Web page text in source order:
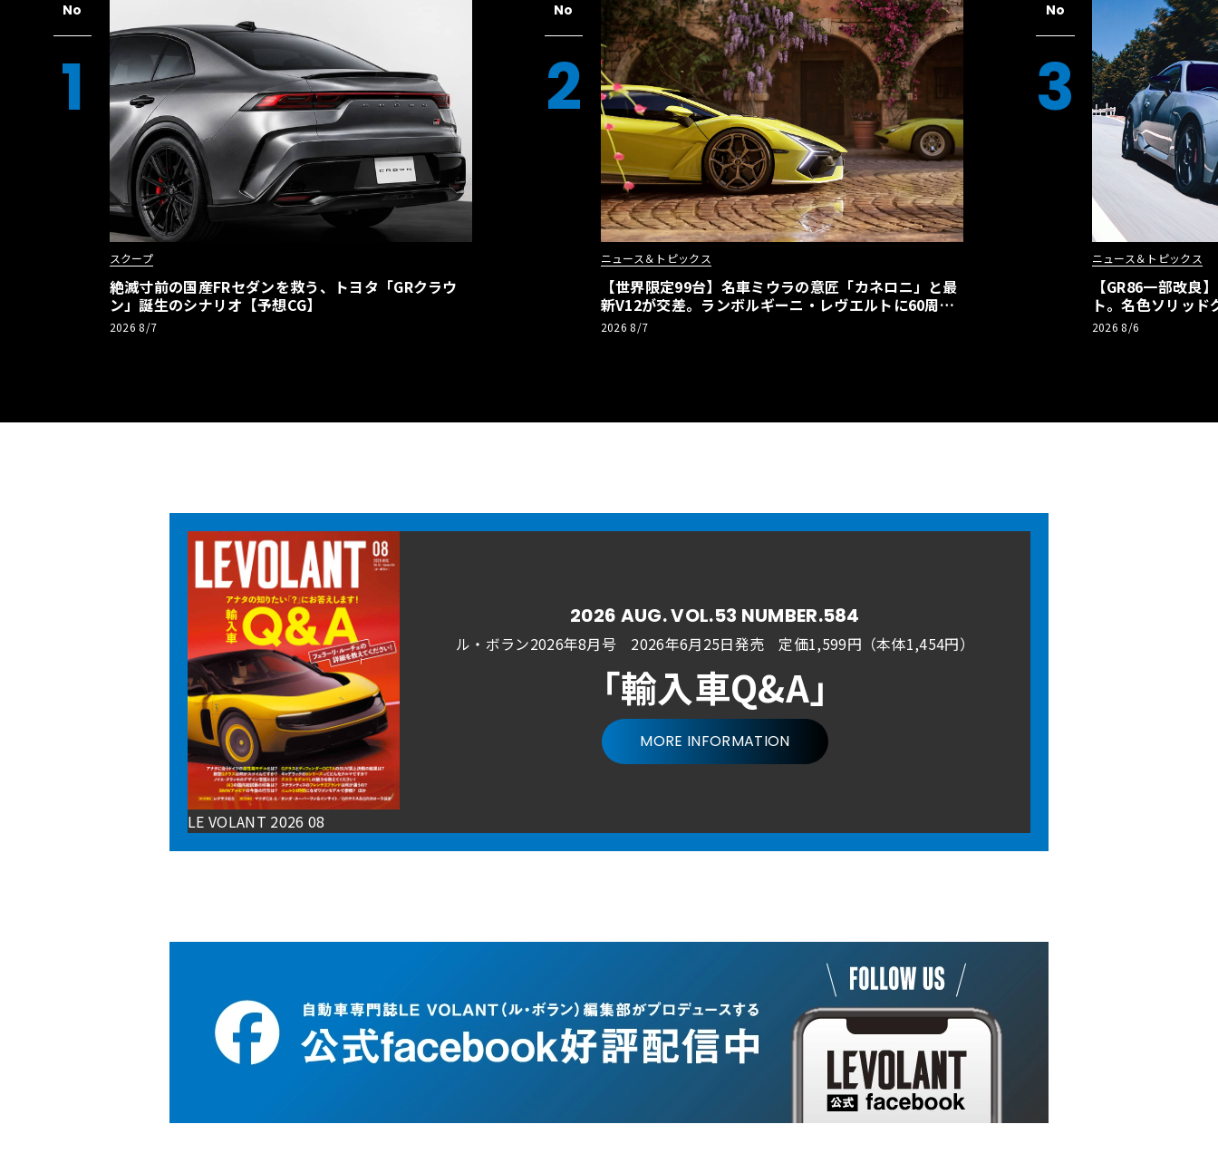
No
1
スクープ
絶滅寸前の国産FRセダンを救う、トヨタ「GRクラウ
ン」誕生のシナリオ【予想CG】
2026 8/7
No
2
ニュース＆トピックス
【世界限定99台】名車ミウラの意匠「カネロニ」と最
新V12が交差。ランボルギーニ・レヴエルトに60周年
記念車が登場
2026 8/7
No
3
ニュース＆トピックス
【GR86一部改良
ト。名色ソリッ
極みへ
2026 8/6
LE VOLANT 2026 08
2026 AUG. VOL.53 NUMBER.584
ル・ボラン2026年8月号 2026年6月25日発売 定価1,599円（本体1,454円）
「輸入車Q&A」
MORE INFORMATION